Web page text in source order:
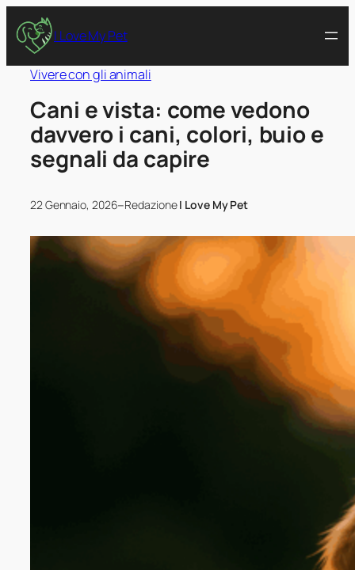
I Love My Pet
Vivere con gli animali
Cani e vista: come vedono
davvero i cani, colori, buio e
segnali da capire
22 Gennaio, 2026–RedazioneI Love My Pet